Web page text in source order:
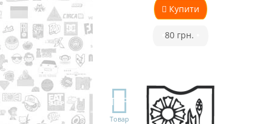
Купити
80 грн.
TOP
Товар